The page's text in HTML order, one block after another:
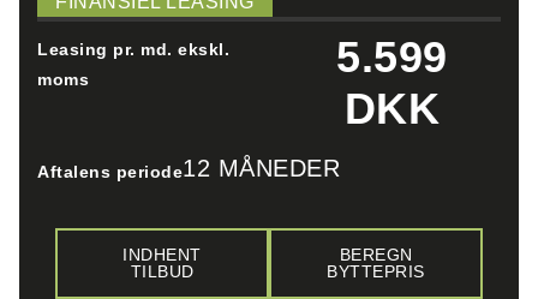
Leasing pr. md. ekskl.
moms
5.599
DKK
Aftalens periode12 MÅNEDER
INDHENT
TILBUD
BEREGN
BYTTEPRIS